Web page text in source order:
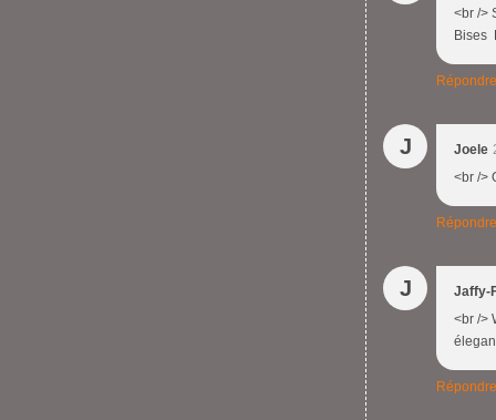
<br />
Bises
Répondre
J Joele
<br />
Répondre
J
Jaffy-
<br />
Répondre